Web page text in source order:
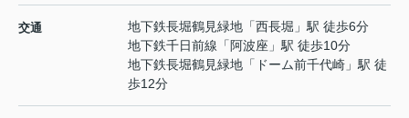
交通 地下鉄長堀鶴見緑地 「西長堀 」駅 徒歩6分
地下鉄千日前線 「 阿波座 」駅 徒歩10分
地下鉄長堀鶴見緑地 「 ドーム前千代崎 」駅 徒
歩12分